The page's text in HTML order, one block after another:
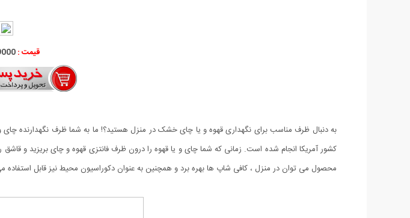
قیمت :39000
کشور آمریکا انجام شده است. زمانی که شما چای و یا قهوه را درون ظرف فانتزی قهوه و چای بریزید و
محصول می توان در منزل ، کافی شاپ ها بهره برد و همچنین به عنوان دکوراسیون محیط نیز قابل استفاده